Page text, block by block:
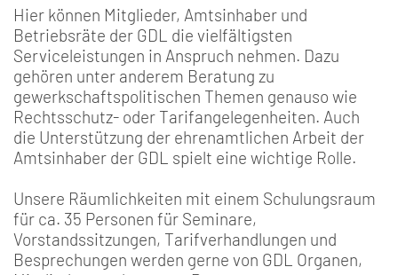
Hier können Mitglieder, Amtsinhaber und
Betriebsräte der GDL die vielfältigsten
Serviceleistungen in Anspruch nehmen. Dazu
gehören unter anderem Beratung zu
gewerkschaftspolitischen Themen genauso wie
Rechtsschutz- oder Tarifangelegenheiten. Auch
die Unterstützung der ehrenamtlichen Arbeit der
Amtsinhaber der GDL spielt eine wichtige Rolle.
Unsere Räumlichkeiten mit einem Schulungsraum
für ca. 35 Personen für Seminare,
Vorstandssitzungen, Tarifverhandlungen und
Besprechungen werden gerne von GDL Organen,